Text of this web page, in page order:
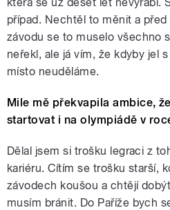
případ. Nechtěl to měnit a
závodu se to muselo všechno
neřekl, ale já vím, že kdyby jel
místo neuděláme.
Mile mě překvapila ambice,
startovat i na olympiádě v
Dělal jsem si trošku legraci z
kariéru. Cítím se trošku starší,
závodech koušou a chtějí
musím bránit. Do Paříže bych